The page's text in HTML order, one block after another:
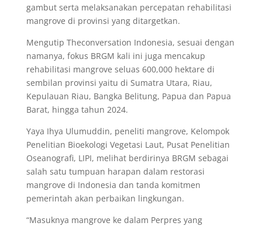
gambut serta melaksanakan percepatan rehabilitasi
mangrove di provinsi yang ditargetkan.
Mengutip Theconversation Indonesia, sesuai dengan
namanya, fokus BRGM kali ini juga mencakup
rehabilitasi mangrove seluas 600,000 hektare di
sembilan provinsi yaitu di Sumatra Utara, Riau,
Kepulauan Riau, Bangka Belitung, Papua dan Papua
Barat, hingga tahun 2024.
Yaya Ihya Ulumuddin, peneliti mangrove, Kelompok
Penelitian Bioekologi Vegetasi Laut, Pusat Penelitian
Oseanografi, LIPI, melihat berdirinya BRGM sebagai
salah satu tumpuan harapan dalam restorasi
mangrove di Indonesia dan tanda komitmen
pemerintah akan perbaikan lingkungan.
“Masuknya mangrove ke dalam Perpres yang